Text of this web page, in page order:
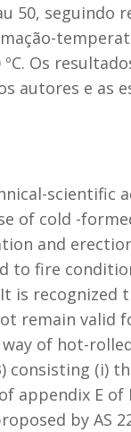
50, seguindo
ºC. Os
autores e as
scientific
of cold -
and
to fire
is
remain valid
of hot-
consisting (i)
appendix E
by AS